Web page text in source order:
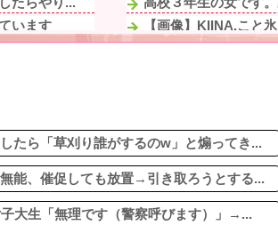
います
遊びには...
の子ども...
さ3mの...
でるのを...
【画像】KIINA.こと
【衝撃】若い女の子
【意見求む】共働き
たら「草刈り誰がするのw」と煽ってき...
能、催促しても放置→引き取ろうとする...
大生「無理です（警察呼びます）」→...